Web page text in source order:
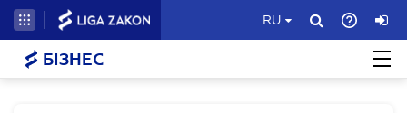
RU
БІЗНЕС